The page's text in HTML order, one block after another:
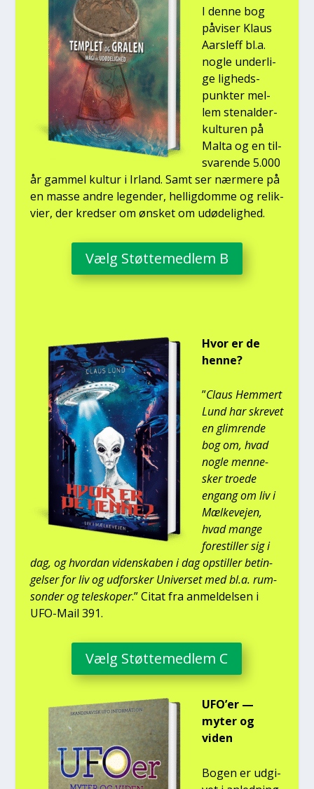
I den­ne bog
påvi­ser Klaus
Aars­l­eff bl.a.
nog­le under­li­
ge lig­heds­
punk­ter mel­
lem ste­nal­der­
kul­tu­ren på
Mal­ta og en til­
sva­ren­de 5.000
år gam­mel kul­tur i Irland. Samt ser nær­me­re på
en mas­se andre legen­der, hel­lig­dom­me og relik­
vi­er, der kred­ser om ønsket om udø­de­lig­hed.
Vælg Støt­te­med­lem B
Hvor er de
hen­ne?
”Claus Hem­mert
Lund har skre­vet
en glim­ren­de
bog om, hvad
nog­le men­ne­
sker tro­e­de
engang om liv i
Mæl­ke­vej­en,
hvad man­ge
fore­stil­ler sig i
dag, og hvor­dan viden­ska­ben i dag opstil­ler betin­
gel­ser for liv og udfor­sker Uni­ver­set med bl.a. rum­
son­der og telesko­per.” Citat fra anmel­del­sen i
UFO-Mail 391.
Vælg Støt­te­med­lem C
UFO’er —
myter og
viden
Bogen er udgi­